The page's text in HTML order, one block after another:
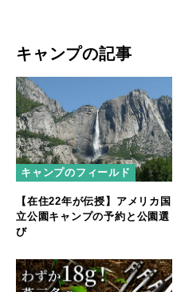
キャンプの記事
キャンプのフィールド
【在住22年が伝授】アメリカ国
立公園キャンプの予約と公園選
び